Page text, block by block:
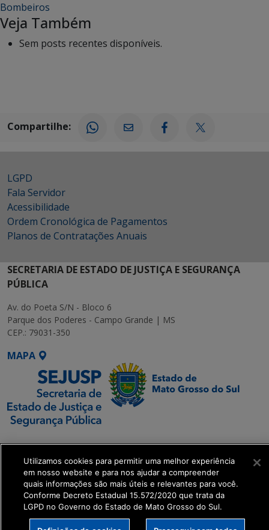
Bombeiros
Veja Também
Sem posts recentes disponíveis.
Compartilhe:
LGPD
Fala Servidor
Acessibilidade
Ordem Cronológica de Pagamentos
Planos de Contratações Anuais
SECRETARIA DE ESTADO DE JUSTIÇA E SEGURANÇA
PÚBLICA
Av. do Poeta S/N - Bloco 6
Parque dos Poderes - Campo Grande | MS
CEP.: 79031-350
MAPA
SETDIG | Secretaria-
Executiva de
Transformação Digital
get_footer();
Utilizamos cookies para permitir uma melhor experiência
em nosso website e para nos ajudar a compreender
quais informações são mais úteis e relevantes para você.
Conforme Decreto Estadual 15.572/2020 que trata da
LGPD no Governo do Estado de Mato Grosso do Sul.